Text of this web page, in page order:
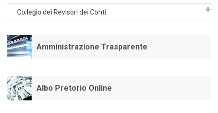
Collegio dei Revisori dei Conti
Amministrazione Trasparente
Albo Pretorio Online